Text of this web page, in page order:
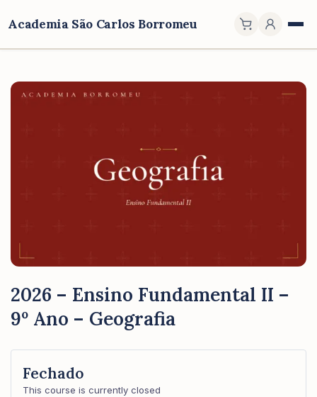
Academia São Carlos Borromeu
2026 – Ensino Fundamental II –
9º Ano – Geografia
Fechado
This course is currently closed